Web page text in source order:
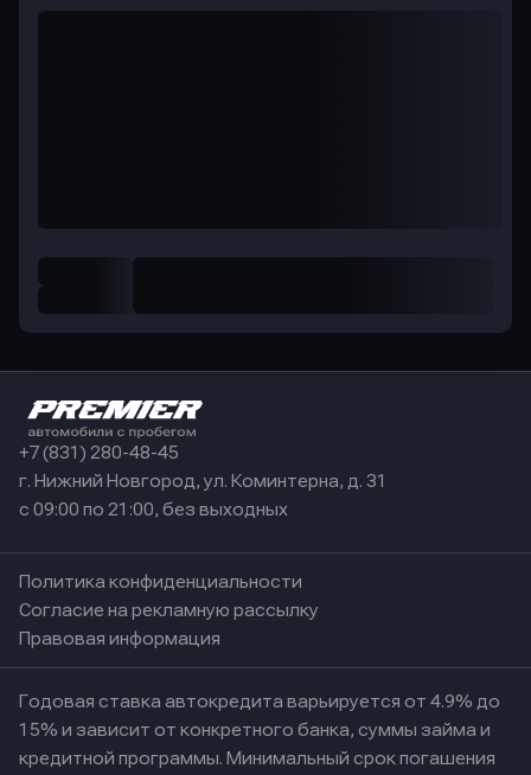
+7 (831) 280-48-45
г. Нижний Новгород, ул. Коминтерна, д. 31
с 09:00 по 21:00, без выходных
Политика конфиденциальности
Согласие на рекламную рассылку
Правовая информация
Годовая ставка автокредита варьируется от 4.9% до
15% и зависит от конкретного банка, суммы займа и
кредитной программы. Минимальный срок погашения